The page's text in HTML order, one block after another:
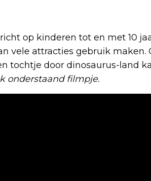
op kinderen tot en met 10
vele attracties gebruik maken.
tochtje door dinosaurus-land
onderstaand filmpje.